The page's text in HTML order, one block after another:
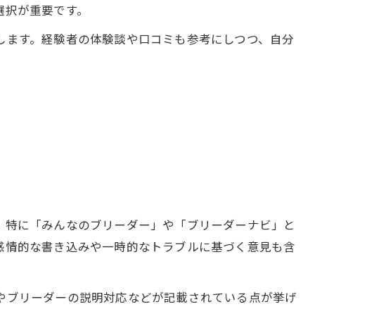
が重要です。
す。経験者の体験談や口コミも参考にしつつ、自分
に「みんなのブリーダー」や「ブリーダーナビ」と
的な書き込みや一時的なトラブルに基づく意見も含
リーダーの説明対応などが記載されている点が挙げ